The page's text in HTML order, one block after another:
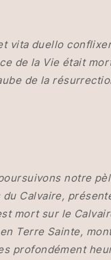
vita duello
de la Vie était
de la
notre
Calvaire,
mort sur le
Terre Sainte,
profondément